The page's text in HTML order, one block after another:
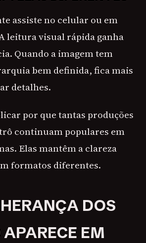
assiste no celular ou em
leitura visual rápida ganha
Quando a imagem tem
bem definida, fica mais
detalhes.
por que tantas produções
continuam populares em
Elas mantêm a clareza
formatos diferentes.
DOS
EM